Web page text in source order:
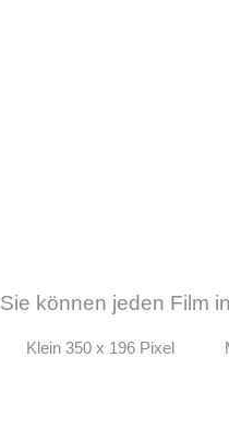
Sie können jeden Film
Klein 350 x 196 Pixel